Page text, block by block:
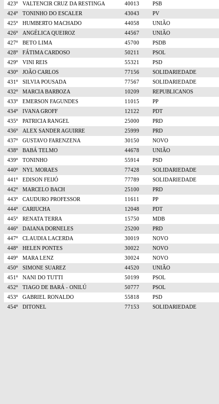
423º
VALTENCIR CRUZ DA RESTINGA 40013
PSB
424º
TONINHO DO ESCALER 43043
PV
425º
HUMBERTO MACHADO 44058
UNIÃO
426º
ANGÉLICA QUEIROZ 44567
UNIÃO
427º
BETO LIMA 45700
PSDB
428º
FÁTIMA CARDOSO 50211
PSOL
429º
VINI REIS 55321
PSD
430º
JOÃO CARLOS 77156
SOLIDARIEDADE
431º
SILVIA POUSADA 77567
SOLIDARIEDADE
432º
MARCIA BARBOZA 10209
REPUBLICANOS
433º
EMERSON FAGUNDES 11015
PP
434º
IVANA GROFF 12122
PDT
435º
PATRICIA RANGEL 25000
PRD
436º
ALEX SANDER AGUIRRE 25999
PRD
437º
GUSTAVO FARENZENA 30150
NOVO
438º
BABÁ TELMO 44678
UNIÃO
439º
TONINHO 55914
PSD
440º
NYL MORAES 77428
SOLIDARIEDADE
441º
EDISON FEIJÓ 77789
SOLIDARIEDADE
442º
MARCELO BACH 25100
PRD
443º
CAUDURO PROFESSOR 11611
PP
444º
CARIUCHA 12048
PDT
445º
RENATA TERRA 15750
MDB
446º
DAIANA DORNELES 25200
PRD
447º
CLAUDIA LACERDA 30019
NOVO
448º
HELEN PONTES 30022
NOVO
449º
MARA LENZ 30024
NOVO
450º
SIMONE SUAREZ 44520
UNIÃO
451º
NANI DO TUTTI 50199
PSOL
452º
TIAGO DE BARÁ - ONILÚ 50777
PSOL
453º
GABRIEL RONALDO 55818
PSD
454º
DITONEL 77153 SOLIDARIEDADE